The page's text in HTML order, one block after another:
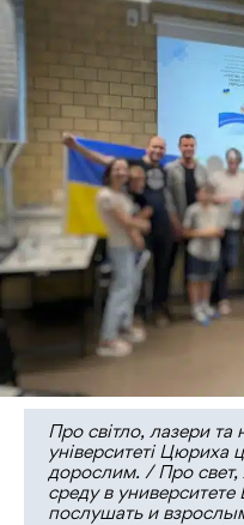
Про світло, лазери
університеті Цюриха
дорослим. / Про
среду в
послушать и